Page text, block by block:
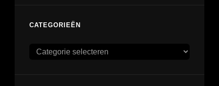
CATEGORIEËN
Categorieën